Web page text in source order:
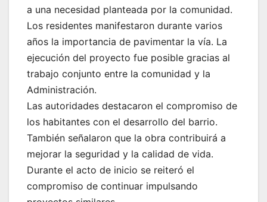
a una necesidad planteada por la comunidad.
Los residentes manifestaron durante varios
años la importancia de pavimentar la vía. La
ejecución del proyecto fue posible gracias al
trabajo conjunto entre la comunidad y la
Administración.
Las autoridades destacaron el compromiso de
los habitantes con el desarrollo del barrio.
También señalaron que la obra contribuirá a
mejorar la seguridad y la calidad de vida.
Durante el acto de inicio se reiteró el
compromiso de continuar impulsando